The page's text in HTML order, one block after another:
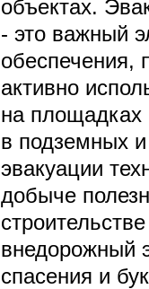
объектах.
- это важный
обеспечения,
активно
на площадках
в подземных
эвакуации
добыче
внедорожный
спасения и